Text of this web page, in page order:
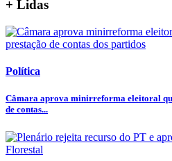
+ Lidas
Política
Câmara aprova minirreforma eleitoral
de contas...